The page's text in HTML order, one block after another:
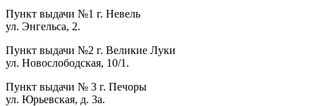
Пункт выдачи №1 г. Невель
ул. Энгельса, 2.
Пункт выдачи №2 г. Великие Луки
ул. Новослободская, 10/1.
Пункт выдачи № 3 г. Печоры
ул. Юрьевская, д. 3а.